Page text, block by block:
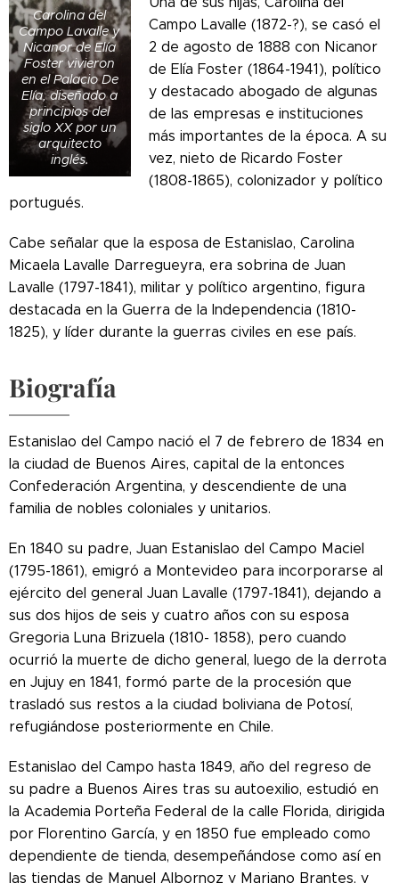
Carolina del
Campo Lavalle y
Nicanor de Elía
Foster vivieron
en el Palacio De
Elía, diseñado a
principios del
siglo XX por un
arquitecto
inglés.
Campo Lavalle (1872-?), se casó el
2 de agosto de 1888 con Nicanor
de Elía Foster (1864-1941), político
y destacado abogado de algunas
de las empresas e instituciones
más importantes de la época. A su
vez, nieto de Ricardo Foster
(1808-1865), colonizador y político
portugués.
Cabe señalar que la esposa de Estanislao, Carolina
Micaela Lavalle Darregueyra, era sobrina de Juan
Lavalle (1797-1841), militar y político argentino, figura
destacada en la Guerra de la Independencia (1810-
1825), y líder durante la guerras civiles en ese país.
Biografía
Estanislao del Campo nació el 7 de febrero de 1834 en
la ciudad de Buenos Aires, capital de la entonces
Confederación Argentina, y descendiente de una
familia de nobles coloniales y unitarios.
En 1840 su padre, Juan Estanislao del Campo Maciel
(1795-1861), emigró a Montevideo para incorporarse al
ejército del general Juan Lavalle (1797-1841), dejando a
sus dos hijos de seis y cuatro años con su esposa
Gregoria Luna Brizuela (1810- 1858), pero cuando
ocurrió la muerte de dicho general, luego de la derrota
en Jujuy en 1841, formó parte de la procesión que
trasladó sus restos a la ciudad boliviana de Potosí,
refugiándose posteriormente en Chile.
Estanislao del Campo hasta 1849, año del regreso de
su padre a Buenos Aires tras su autoexilio, estudió en
la Academia Porteña Federal de la calle Florida, dirigida
por Florentino García, y en 1850 fue empleado como
dependiente de tienda, desempeñándose como así en
las tiendas de Manuel Albornoz y Mariano Brantes, y